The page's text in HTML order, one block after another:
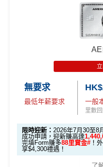
吸引的入里成本
中銀Cheers Card優
餐飲/外幣/寵物生活簽
$1.5/里或 4%現金回贈！
Private I PETS享全年8
豁免兌換里數手續費！
每季簽賬滿$15,000後
2 次，次數仲可以同同
渣打信用卡現有客戶**
里先生推廣碼「
MrMiles.hk/
開卡
C. 《超級10周年限
🎁不論全新信用卡客戶*定
申請渣打國泰Mastercard
於10月11日或之前獲批卡
豐富，有過萬份獎品、 合
全
5
「現金套現」 分
K$20,000，12個
月或以上還款期）
C
高
2026 Mox 里先生
選項
選項 1：現兜兜
回贈
請碼
（2
026
2
0
無要求
最低年薪要求 一般
里數
限時迎新： 2026年7月30至8
成功申請，迎新賺高達
完填Form賺多88里賞金# ！
享$4,300禮遇！